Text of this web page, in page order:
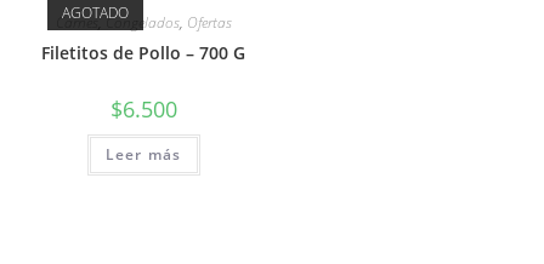
AGOTADO
Carnes,Congelados, Ofertas
Filetitos de Pollo – 700 G
$6.500
Leer más